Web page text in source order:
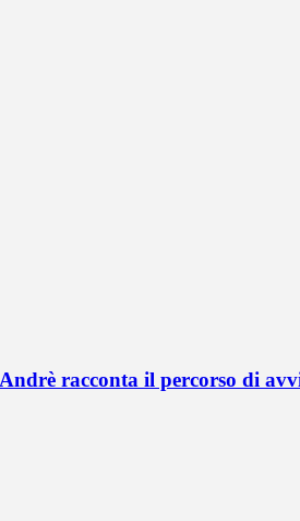
racconta il percorso di